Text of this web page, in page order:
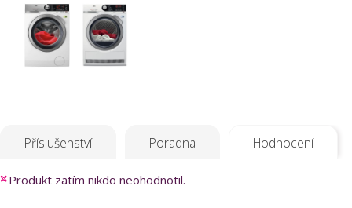
Příslušenství Poradna Hodnocení
Produkt zatím nikdo neohodnotil.